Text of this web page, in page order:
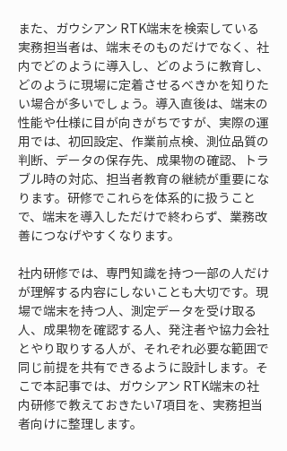
また、ガウシアン RTK端末を検索している
実務担当者は、端末そのものだけでなく、社
内でどのように導入し、どのように教育し、
どのように現場に定着させるべきかを知りた
い場合が多いでしょう。導入直後は、端末の
性能や仕様に目が向きがちですが、実際の運
用では、初回設定、作業前点検、測位品質の
判断、データの保存先、成果物の確認、トラ
ブル時の対応、担当者教育の継続が重要にな
ります。研修でこれらを体系的に扱うこと
で、端末を導入しただけで終わらず、業務改
善につなげやすくなります。
社内研修では、専門知識を持つ一部の人だけ
が理解する内容にしないことも大切です。現
場で端末を持つ人、測定データを受け取る
人、成果物を確認する人、発注者や協力会社
とやり取りする人が、それぞれ必要な範囲で
同じ前提を共有できるように設計します。そ
こで本記事では、ガウシアン RTK端末の社
内研修で教えておきたい7項目を、実務担当
者向けに整理します。